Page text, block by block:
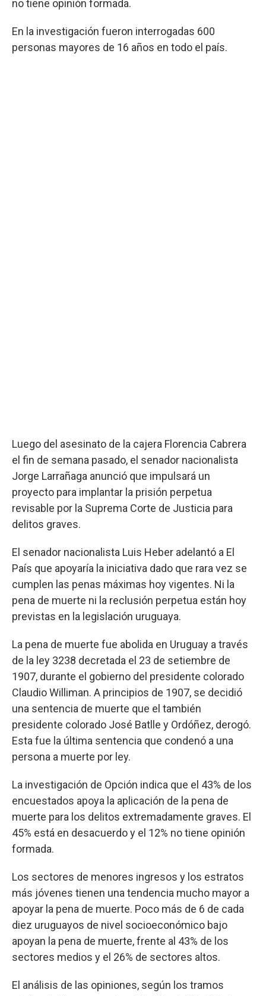
no tiene opinión formada.
En la investigación fueron interrogadas 600
personas mayores de 16 años en todo el país.
Luego del asesinato de la cajera Florencia Cabrera
el fin de semana pasado, el senador nacionalista
Jorge Larrañaga anunció que impulsará un
proyecto para implantar la prisión perpetua
revisable por la Suprema Corte de Justicia para
delitos graves.
El senador nacionalista Luis Heber adelantó a El
País que apoyaría la iniciativa dado que rara vez se
cumplen las penas máximas hoy vigentes. Ni la
pena de muerte ni la reclusión perpetua están hoy
previstas en la legislación uruguaya.
La pena de muerte fue abolida en Uruguay a través
de la ley 3238 decretada el 23 de setiembre de
1907, durante el gobierno del presidente colorado
Claudio Williman. A principios de 1907, se decidió
una sentencia de muerte que el también
presidente colorado José Batlle y Ordóñez, derogó.
Esta fue la última sentencia que condenó a una
persona a muerte por ley.
La investigación de Opción indica que el 43% de los
encuestados apoya la aplicación de la pena de
muerte para los delitos extremadamente graves. El
45% está en desacuerdo y el 12% no tiene opinión
formada.
Los sectores de menores ingresos y los estratos
más jóvenes tienen una tendencia mucho mayor a
apoyar la pena de muerte. Poco más de 6 de cada
diez uruguayos de nivel socioeconómico bajo
apoyan la pena de muerte, frente al 43% de los
sectores medios y el 26% de sectores altos.
El análisis de las opiniones, según los tramos